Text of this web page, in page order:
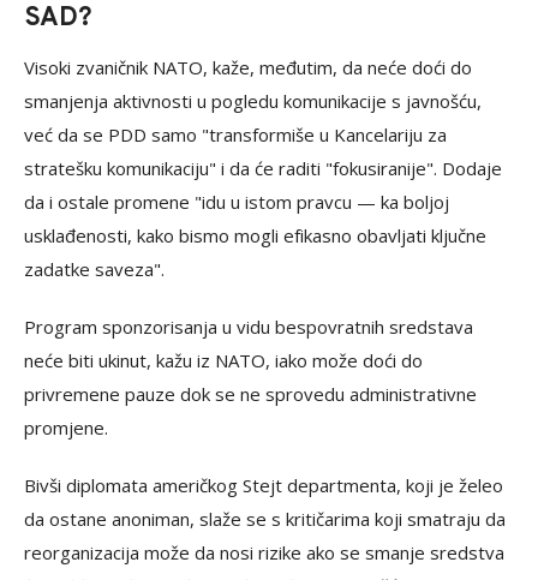
SAD?
Visoki zvaničnik NATO, kaže, međutim, da neće doći do
smanjenja aktivnosti u pogledu komunikacije s javnošću,
već da se PDD samo "transformiše u Kancelariju za
stratešku komunikaciju" i da će raditi "fokusiranije". Dodaje
da i ostale promene "idu u istom pravcu — ka boljoj
usklađenosti, kako bismo mogli efikasno obavljati ključne
zadatke saveza".
Program sponzorisanja u vidu bespovratnih sredstava
neće biti ukinut, kažu iz NATO, iako može doći do
privremene pauze dok se ne sprovedu administrativne
promjene.
Bivši diplomata američkog Stejt departmenta, koji je želeo
da ostane anoniman, slaže se s kritičarima koji smatraju da
reorganizacija može da nosi rizike ako se smanje sredstva